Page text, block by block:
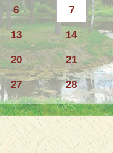
6 7
13 14
20 21
27 28